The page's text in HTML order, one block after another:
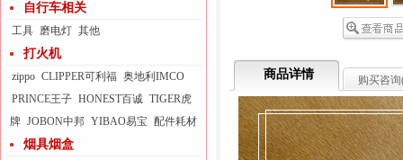
自行车相关
工具 磨电灯 其他
打火机
zippo CLIPPER可利福 奥地利IMCO
PRINCE王子 HONEST百诚 TIGER虎
牌 JOBON中邦 YIBAO易宝 配件耗材
烟具烟盒
商品详情 购买咨询